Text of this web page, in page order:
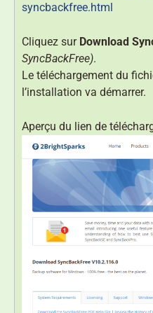
syncbackfree.html
Cliquez sur Download
SyncBackFree).
Le téléchargement du
l’installation va démarrer.
Aperçu du lien de